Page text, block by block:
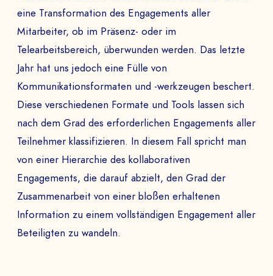
eine Transformation des Engagements aller
Mitarbeiter, ob im Präsenz- oder im
Telearbeitsbereich, überwunden werden. Das letzte
Jahr hat uns jedoch eine Fülle von
Kommunikationsformaten und -werkzeugen beschert.
Diese verschiedenen Formate und Tools lassen sich
nach dem Grad des erforderlichen Engagements aller
Teilnehmer klassifizieren. In diesem Fall spricht man
von einer Hierarchie des kollaborativen
Engagements, die darauf abzielt, den Grad der
Zusammenarbeit von einer bloßen erhaltenen
Information zu einem vollständigen Engagement aller
Beteiligten zu wandeln.